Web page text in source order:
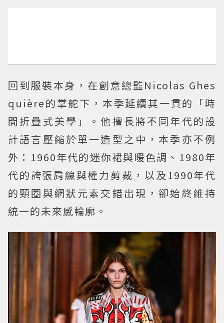
回到服裝本身，在創意總監Nicolas Ghes
quière的掌舵下，本季延續其一貫的「時
間折疊式美學」。他擅長將不同年代的設
計語言壓縮於單一造型之中，本季亦不例
外：1960年代的迷你裙與暖色調、1980年
代的誇張肩線與權力剪裁，以及1990年代
的頸圈與網狀元素交錯出現，卻始終維持
統一的未來感輪廓。